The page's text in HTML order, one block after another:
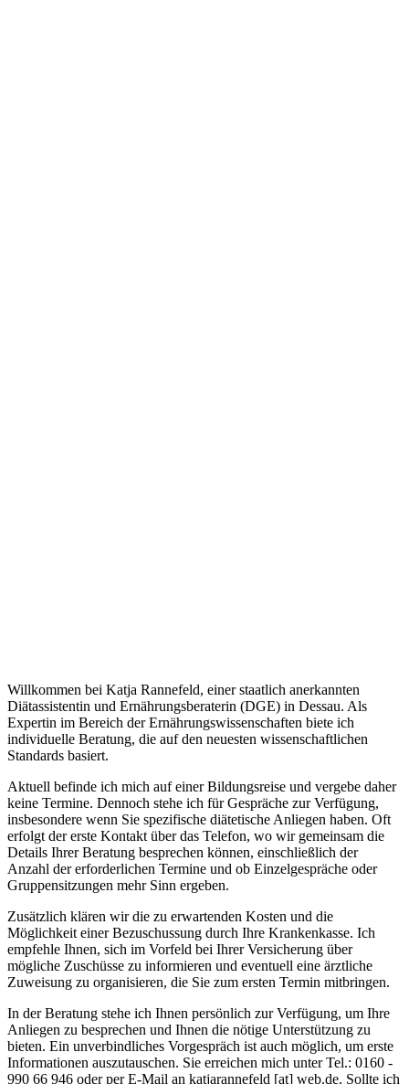
Willkommen bei Katja Rannefeld, einer staatlich anerkannten
Diätassistentin und Ernährungsberaterin (DGE) in Dessau. Als
Expertin im Bereich der Ernährungswissenschaften biete ich
individuelle Beratung, die auf den neuesten wissenschaftlichen
Standards basiert.
Aktuell befinde ich mich auf einer Bildungsreise und vergebe daher
keine Termine. Dennoch stehe ich für Gespräche zur Verfügung,
insbesondere wenn Sie spezifische diätetische Anliegen haben. Oft
erfolgt der erste Kontakt über das Telefon, wo wir gemeinsam die
Details Ihrer Beratung besprechen können, einschließlich der
Anzahl der erforderlichen Termine und ob Einzelgespräche oder
Gruppensitzungen mehr Sinn ergeben.
Zusätzlich klären wir die zu erwartenden Kosten und die
Möglichkeit einer Bezuschussung durch Ihre Krankenkasse. Ich
empfehle Ihnen, sich im Vorfeld bei Ihrer Versicherung über
mögliche Zuschüsse zu informieren und eventuell eine ärztliche
Zuweisung zu organisieren, die Sie zum ersten Termin mitbringen.
In der Beratung stehe ich Ihnen persönlich zur Verfügung, um Ihre
Anliegen zu besprechen und Ihnen die nötige Unterstützung zu
bieten. Ein unverbindliches Vorgespräch ist auch möglich, um erste
Informationen auszutauschen. Sie erreichen mich unter Tel.: 0160 -
990 66 946 oder per E-Mail an katjarannefeld [at] web.de. Sollte ich